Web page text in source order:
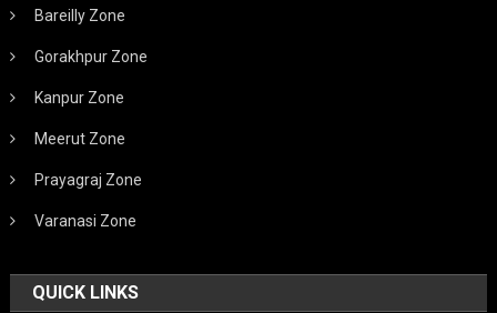
Bareilly Zone
Gorakhpur Zone
Kanpur Zone
Meerut Zone
Prayagraj Zone
Varanasi Zone
QUICK LINKS